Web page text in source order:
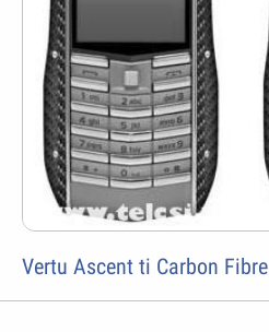
Vertu Ascent ti Carbon Fibre